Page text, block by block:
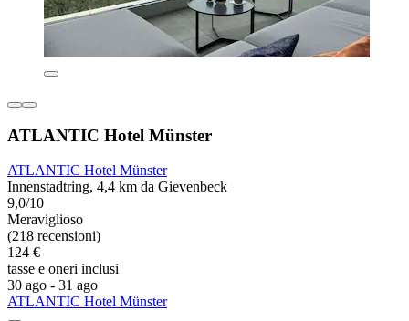
ATLANTIC Hotel Münster
ATLANTIC Hotel Münster
Innenstadtring, 4,4 km da Gievenbeck
9,0/10
Meraviglioso
(218 recensioni)
124 €
tasse e oneri inclusi
30 ago - 31 ago
ATLANTIC Hotel Münster